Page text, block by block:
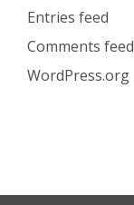
Entries feed
Comments feed
WordPress.org